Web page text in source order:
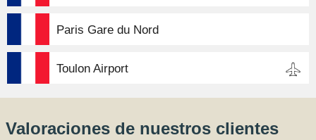
Paris Gare du Nord
Toulon Airport
Valoraciones de nuestros clientes